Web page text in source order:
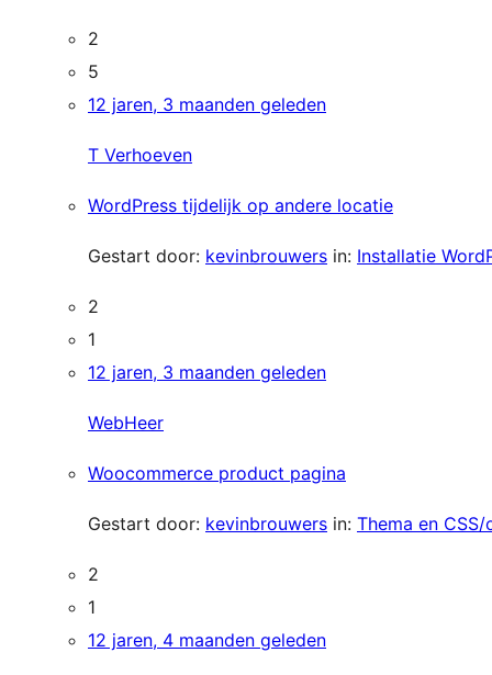
2
5
12 jaren, 3 maanden geleden
T Verhoeven
WordPress tijdelijk op andere locatie
Gestart door: kevinbrouwers in: Installatie
2
1
12 jaren, 3 maanden geleden
WebHeer
Woocommerce product pagina
Gestart door: kevinbrouwers in: Thema en
2
1
12 jaren, 4 maanden geleden